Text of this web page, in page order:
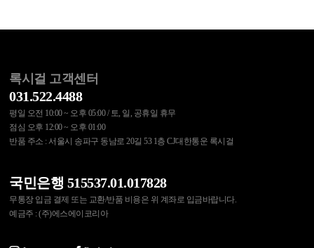
록시걸 고객센터
031.522.4488
평일 오전 10:00 ~ 오후 05:00 / 토, 일, 공휴일 휴무
점심 오후 12:00 ~ 오후 01:00
반품 주소 : 서울시 송파구 동남로 20길 53 1층 CJ대한통운 록시걸
국민은행 515537.01.017828
무통장 입금 결제 또는 교환/반품 비용은 위 계좌로 입금바랍니다.
예금주 : (주)에스에이코리아